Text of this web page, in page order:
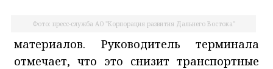
Фото: пресс-служба АО "Корпорация развития Дальнего Востока"
материалов. Руководитель терминала
отмечает, что это снизит транспортные